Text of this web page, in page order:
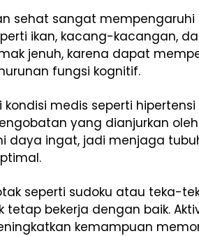
sehat sangat
ikan, kacang-kacangan,
jenuh, karena dapat
fungsi kognitif.
kondisi medis seperti
yang dianjurkan
daya ingat, jadi menjaga
seperti sudoku atau teka-
tetap bekerja dengan baik.
kemampuan